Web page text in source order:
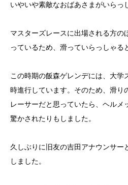
いやいや素敵なおばあさまがいらっ
マスターズレースに出場される方の
っているため、滑っていらっしゃる
この時期の飯森ゲレンデには、大学
時進行しています。そのため、滑り
レーサーだと思っていたら、ヘルメ
驚かされたりもしました。
久しぶりに旧友の吉田アナウンサー
しました。